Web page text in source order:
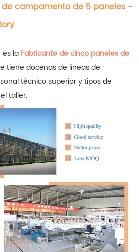
campamento de 5 paneles -
es la Fabricante de cinco paneles de
tiene docenas de líneas de
técnico superior y tipos de
taller.